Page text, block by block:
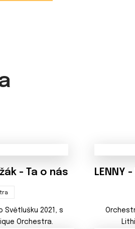
- Ta o nás
Světlušku 2021, s
Orchestra.
LENNY